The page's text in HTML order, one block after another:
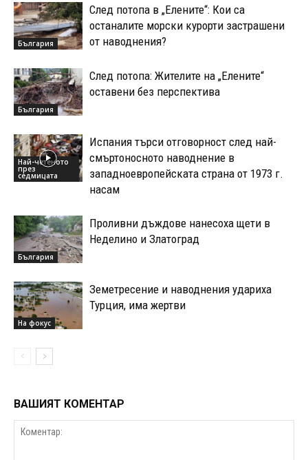
България
След потопа в „Елените“: Кои са
останалите морски курорти застрашени
от наводнения?
България
След потопа: Жителите на „Елените“
оставени без перспектива
Най-четеното
през
седмицата
Испания търси отговорност след най-
смъртоносното наводнение в
западноевропейската страна от 1973 г.
насам
България
Проливни дъждове нанесоха щети в
Неделино и Златоград
На фокус
Земетресение и наводнения удариха
Турция, има жертви
ВАШИЯТ КОМЕНТАР